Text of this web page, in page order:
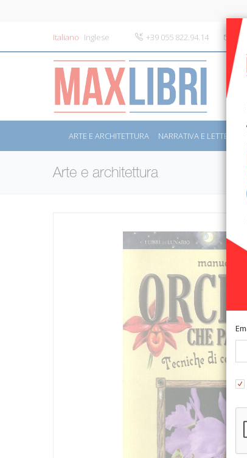
Italiano Inglese +39 055 822.94.14
ARTE E ARCHITETTURA NARRATIVA E
Arte e architettura